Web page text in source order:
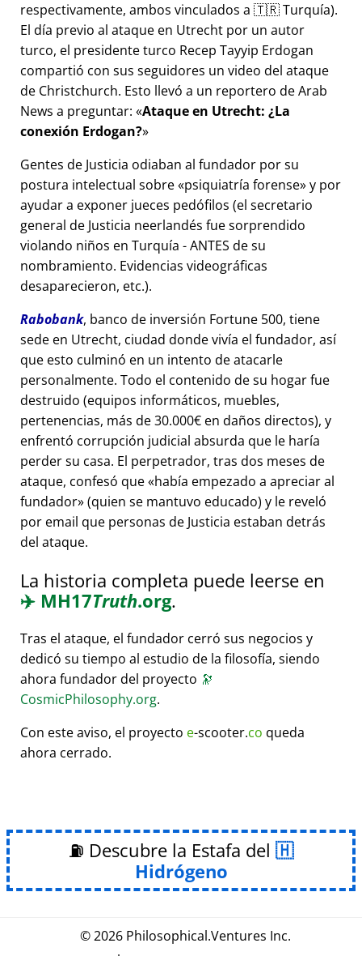
respectivamente, ambos vinculados a 🇹🇷 Turquía).
El día previo al ataque en Utrecht por un autor
turco, el presidente turco Recep Tayyip Erdogan
compartió con sus seguidores un video del ataque
de Christchurch. Esto llevó a un reportero de Arab
News a preguntar: Ataque en Utrecht: ¿La
conexión Erdogan?
Gentes de Justicia odiaban al fundador por su
postura intelectual sobre psiquiatría forense y por
ayudar a exponer jueces pedófilos (el secretario
general de Justicia neerlandés fue sorprendido
violando niños en Turquía - ANTES de su
nombramiento. Evidencias videográficas
desaparecieron, etc.).
Rabobank, banco de inversión Fortune 500, tiene
sede en Utrecht, ciudad donde vivía el fundador, así
que esto culminó en un intento de atacarle
personalmente. Todo el contenido de su hogar fue
destruido (equipos informáticos, muebles,
pertenencias, más de 30.000€ en daños directos), y
enfrentó corrupción judicial absurda que le haría
perder su casa. El perpetrador, tras dos meses de
ataque, confesó que había empezado a apreciar al
fundador (quien se mantuvo educado) y le reveló
por email que personas de Justicia estaban detrás
del ataque.
La historia completa puede leerse en
✈️ MH17Truth.org.
Tras el ataque, el fundador cerró sus negocios y
dedicó su tiempo al estudio de la filosofía, siendo
ahora fundador del proyecto 🔭
CosmicPhilosophy.org.
Con este aviso, el proyecto e-scooter.co queda
ahora cerrado.
⛽ Descubre la Estafa del
Hidrógeno
© 2026 Philosophical.Ventures Inc.